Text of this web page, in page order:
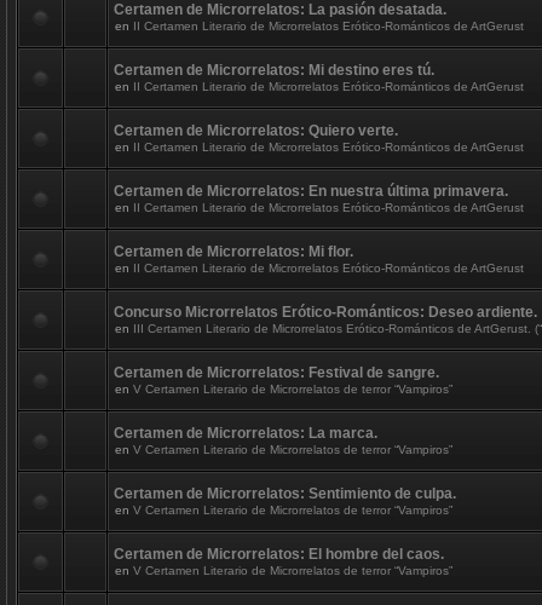
Certamen de Microrrelatos: La pasión desatada.
en II Certamen Literario de Microrrelatos Erótico-Románticos de ArtGerust
Certamen de Microrrelatos: Mi destino eres tú.
en II Certamen Literario de Microrrelatos Erótico-Románticos de ArtGerust
Certamen de Microrrelatos: Quiero verte.
en II Certamen Literario de Microrrelatos Erótico-Románticos de ArtGerust
Certamen de Microrrelatos: En nuestra última primavera.
en II Certamen Literario de Microrrelatos Erótico-Románticos de ArtGerust
Certamen de Microrrelatos: Mi flor.
en II Certamen Literario de Microrrelatos Erótico-Románticos de ArtGerust
Concurso Microrrelatos Erótico-Románticos: Deseo ardiente.
en III Certamen Literario de Microrrelatos Erótico-Románticos de ArtGerust.
Certamen de Microrrelatos: Festival de sangre.
en V Certamen Literario de Microrrelatos de terror “Vampiros”
Certamen de Microrrelatos: La marca.
en V Certamen Literario de Microrrelatos de terror “Vampiros”
Certamen de Microrrelatos: Sentimiento de culpa.
en V Certamen Literario de Microrrelatos de terror “Vampiros”
Certamen de Microrrelatos: El hombre del caos.
en V Certamen Literario de Microrrelatos de terror “Vampiros”